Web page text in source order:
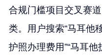
合规门槛项目交叉赛
类。用户搜索“马耳他
护照办理费用”“马耳